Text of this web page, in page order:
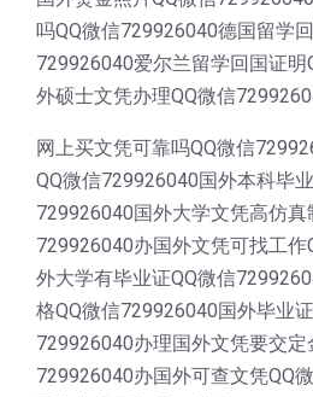
吗QQ微信729926040德国留学
729926040爱尔兰留学回国证明
外硕士文凭办理QQ微信
网上买文凭可靠吗QQ微信
QQ微信729926040国外本科毕
729926040国外大学文凭高仿真
729926040办国外文凭可找工作
外大学有毕业证QQ微信
格QQ微信729926040国外毕业
729926040办理国外文凭要交定
729926040办国外可查文凭QQ